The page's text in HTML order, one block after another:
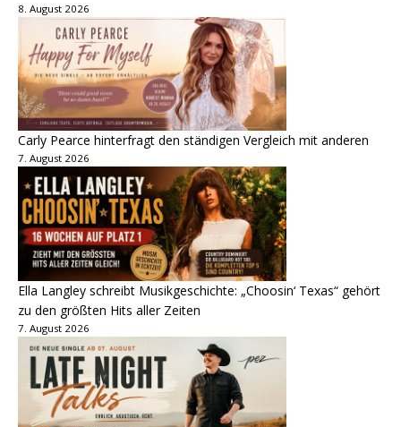
8. August 2026
Carly Pearce hinterfragt den ständigen Vergleich mit anderen
7. August 2026
Ella Langley schreibt Musikgeschichte: „Choosin‘ Texas“ gehört
zu den größten Hits aller Zeiten
7. August 2026